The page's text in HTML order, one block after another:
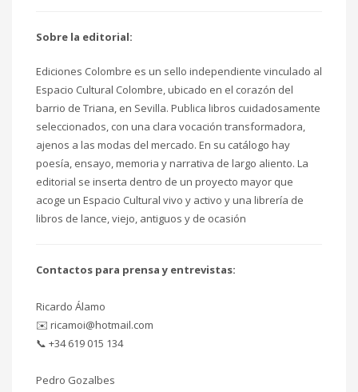
Sobre la editorial:
Ediciones Colombre es un sello independiente vinculado al
Espacio Cultural Colombre, ubicado en el corazón del
barrio de Triana, en Sevilla. Publica libros cuidadosamente
seleccionados, con una clara vocación transformadora,
ajenos a las modas del mercado. En su catálogo hay
poesía, ensayo, memoria y narrativa de largo aliento. La
editorial se inserta dentro de un proyecto mayor que
acoge un Espacio Cultural vivo y activo y una librería de
libros de lance, viejo, antiguos y de ocasión
Contactos para prensa y entrevistas:
Ricardo Álamo
✉️ ricamoi@hotmail.com
📞 +34 619 015 134
Pedro Gozalbes